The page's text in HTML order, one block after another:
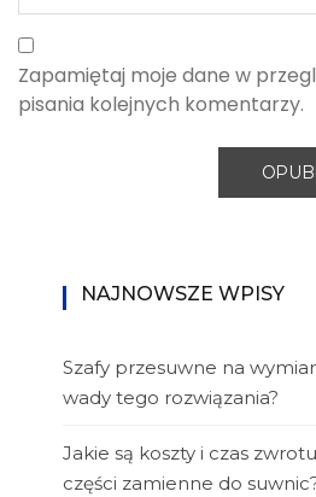
Zapamiętaj moje dane w
pisania kolejnych komentarzy.
NAJNOWSZE WPISY
Szafy przesuwne na
wady tego rozwiązania?
Jakie są koszty i czas
części zamienne do